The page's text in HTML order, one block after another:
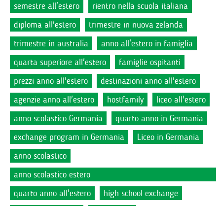
semestre all'estero
rientro nella scuola italiana
diploma all'estero
trimestre in nuova zelanda
trimestre in australia
anno all'estero in famiglia
quarta superiore all'estero
famiglie ospitanti
prezzi anno all'estero
destinazioni anno all'estero
agenzie anno all'estero
hostfamily
liceo all'estero
anno scolastico Germania
quarto anno in Germania
exchange program in Germania
Liceo in Germania
anno scolastico
anno scolastico estero
quarto anno all'estero
high school exchange